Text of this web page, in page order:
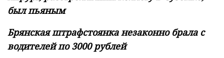
был пьяным
Брянская штрафстоянка незаконно брала с
водителей по 3000 рублей